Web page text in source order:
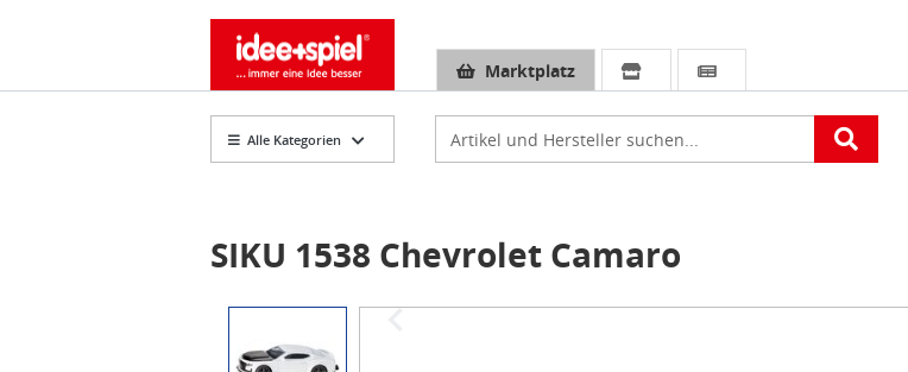
Marktplatz
Alle Kategorien
SIKU 1538 Chevrolet Camaro